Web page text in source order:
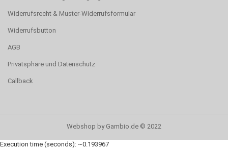
Widerrufsrecht & Muster-Widerrufsformular
Widerrufsbutton
AGB
Privatsphäre und Datenschutz
Callback
Webshop by Gambio.de © 2022
Execution time (seconds): ~0.193967